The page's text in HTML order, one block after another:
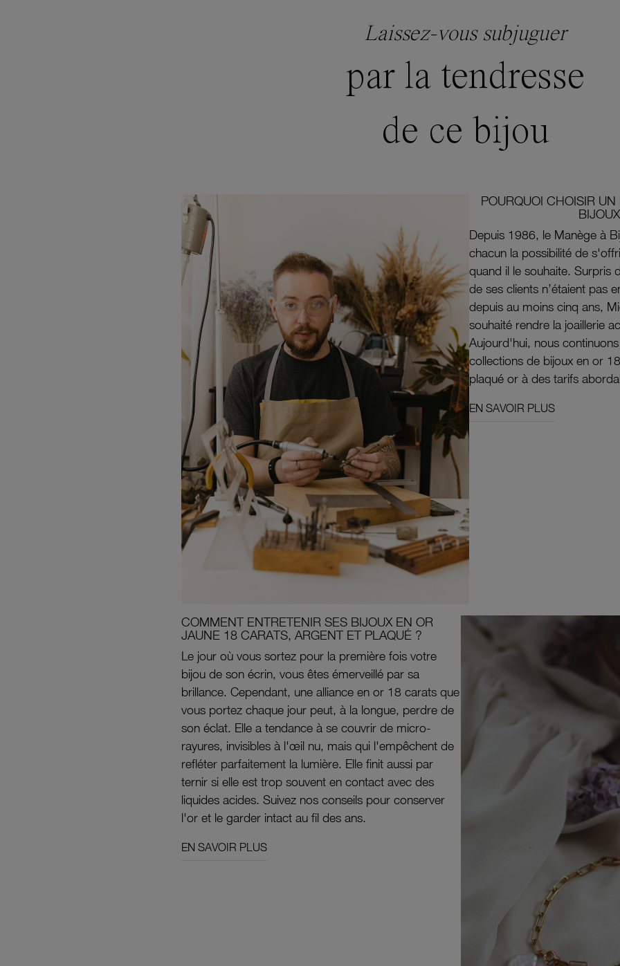
Laissez-vous subjuguer
par la tendresse
de ce bijou
POURQUOI CHOISIR
Depuis 1986, le Manège à
chacun la possibilité de
quand il le souhaite. Surpris
de ses clients n’étaient pas
depuis au moins cinq ans,
souhaité rendre la joaillerie
Aujourd'hui, nous
collections de bijoux en or
plaqué or à des tarifs
EN SAVOIR PLUS
COMMENT ENTRETENIR SES BIJOUX EN OR
JAUNE 18 CARATS, ARGENT ET PLAQUÉ ?
Le jour où vous sortez pour la première fois votre
bijou de son écrin, vous êtes émerveillé par sa
brillance. Cependant, une alliance en or 18 carats que
vous portez chaque jour peut, à la longue, perdre de
son éclat. Elle a tendance à se couvrir de micro-
rayures, invisibles à l'œil nu, mais qui l'empêchent de
refléter parfaitement la lumière. Elle finit aussi par
ternir si elle est trop souvent en contact avec des
liquides acides. Suivez nos conseils pour conserver
l'or et le garder intact au fil des ans.
EN SAVOIR PLUS